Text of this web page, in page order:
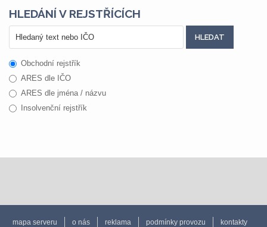
HLEDÁNÍ V REJSTŘÍCÍCH
Obchodní rejstřík
ARES dle IČO
ARES dle jména / názvu
Insolvenční rejstřík
mapa serveru o nás reklama podmínky provozu kontakty